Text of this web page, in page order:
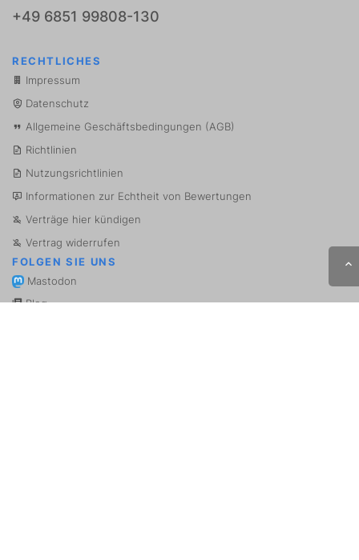
+49 6851 99808-130
RECHTLICHES
Impressum
Datenschutz
Allgemeine Geschäftsbedingungen (AGB)
Richtlinien
Nutzungsrichtlinien
Informationen zur Echtheit von Bewertungen
Verträge hier kündigen
Vertrag widerrufen
FOLGEN SIE UNS
Mastodon
Blog